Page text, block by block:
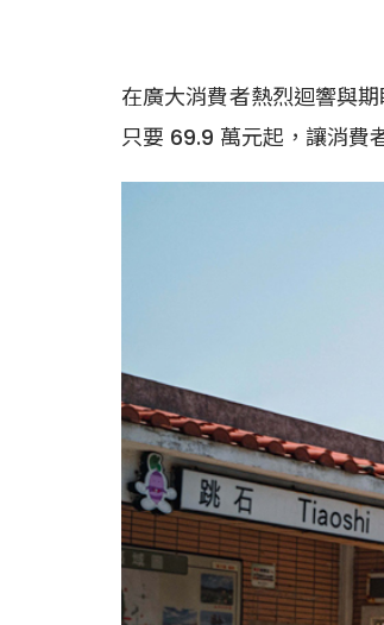
在廣大消費者熱烈迴響與
只要 69.9 萬元起，讓消費